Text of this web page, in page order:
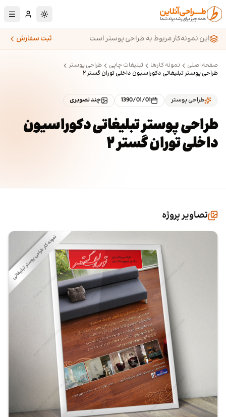
پرش به محتوای اصلی
تغییر به حالت
این نمونه‌کار مربوط به طراحی پوستر است
ثبت سفارش
صفحه اصلی نمونه کارها تبلیغات چاپی
طراحی پوستر
طراحی پوستر تبلیغاتی دکوراسیون داخلی توران گستر ۲
طراحی پوستر 1390/01/01 چند تصویری
طراحی پوستر تبلیغاتی دکوراسیون
داخلی توران گستر ۲
تصاویر پروژه